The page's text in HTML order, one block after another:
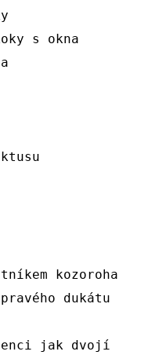
s okna
kozoroha
dukátu
jak dvojí